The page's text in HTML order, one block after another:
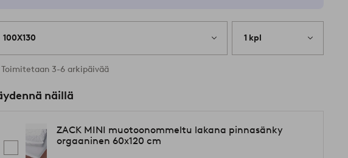
100X130 1 kpl
Varastossa
Toimitetaan 3-6 arkipäivää
näillä
ZACK MINI muotoonommeltu lakana pinnasänky
orgaaninen 60x120 cm